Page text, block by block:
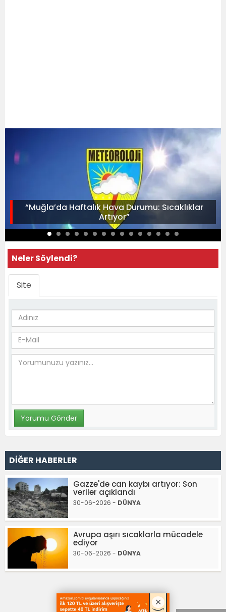
“Muğla’da Haftalık Hava Durumu: Sıcaklıklar
Artıyor”
Neler Söylendi?
Site
DİĞER HABERLER
Gazze'de can kaybı artıyor: Son
veriler açıklandı
30-06-2026 - DÜNYA
Avrupa aşırı sıcaklarla mücadele
ediyor
30-06-2026 - DÜNYA